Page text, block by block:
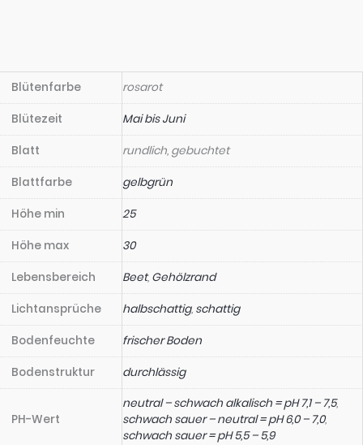
Blütenfarbe rosarot
Blütezeit Mai bis Juni
Blatt rundlich, gebuchtet
Blattfarbe gelbgrün
Höhe min 25
Höhe max 30
Lebensbereich Beet, Gehölzrand
Lichtansprüche halbschattig, schattig
Bodenfeuchte frischer Boden
Bodenstruktur durchlässig
PH-Wert
neutral – schwach alkalisch = pH 7,1 – 7,5,
schwach sauer – neutral = pH 6,0 – 7,0,
schwach sauer = pH 5,5 – 5,9